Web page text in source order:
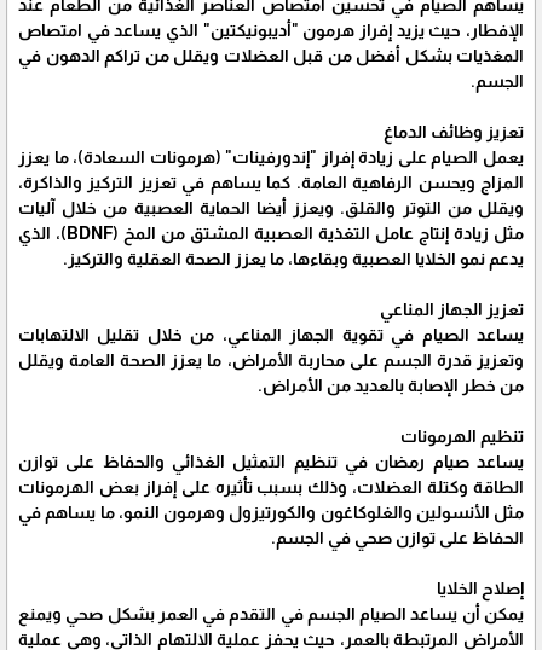
يساهم الصيام في تحسين امتصاص العناصر الغذائية من الطعام عند
الإفطار، حيث يزيد إفراز هرمون "أديبونيكتين" الذي يساعد في امتصاص
المغذيات بشكل أفضل من قبل العضلات ويقلل من تراكم الدهون في
الجسم.
تعزيز وظائف الدماغ
يعمل الصيام على زيادة إفراز "إندورفينات" (هرمونات السعادة)، ما يعزز
المزاج ويحسن الرفاهية العامة. كما يساهم في تعزيز التركيز والذاكرة،
ويقلل من التوتر والقلق. ويعزز أيضا الحماية العصبية من خلال آليات
مثل زيادة إنتاج عامل التغذية العصبية المشتق من المخ (BDNF)، الذي
يدعم نمو الخلايا العصبية وبقاءها، ما يعزز الصحة العقلية والتركيز.
تعزيز الجهاز المناعي
يساعد الصيام في تقوية الجهاز المناعي، من خلال تقليل الالتهابات
وتعزيز قدرة الجسم على محاربة الأمراض، ما يعزز الصحة العامة ويقلل
من خطر الإصابة بالعديد من الأمراض.
تنظيم الهرمونات
يساعد صيام رمضان في تنظيم التمثيل الغذائي والحفاظ على توازن
الطاقة وكتلة العضلات، وذلك بسبب تأثيره على إفراز بعض الهرمونات
مثل الأنسولين والغلوكاغون والكورتيزول وهرمون النمو، ما يساهم في
الحفاظ على توازن صحي في الجسم.
إصلاح الخلايا
يمكن أن يساعد الصيام الجسم في التقدم في العمر بشكل صحي ويمنع
الأمراض المرتبطة بالعمر، حيث يحفز عملية الالتهام الذاتي، وهي عملية